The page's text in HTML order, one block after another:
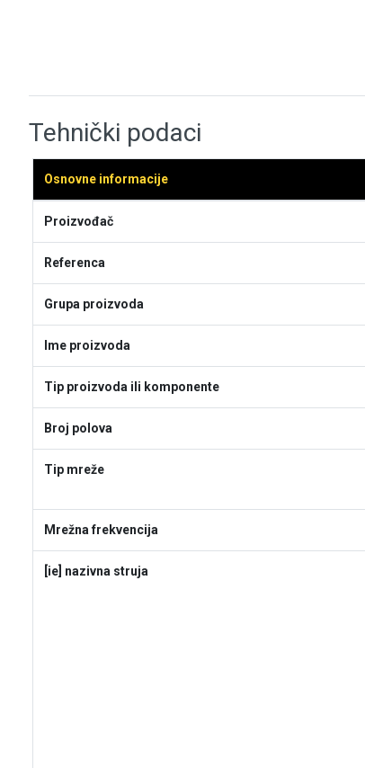
Tehnički podaci
Osnovne informacije
Proizvođač
Referenca
Grupa proizvoda
Ime proizvoda
Tip proizvoda ili komponente
Broj polova
Tip mreže
Mrežna frekvencija
[ie] nazivna struja